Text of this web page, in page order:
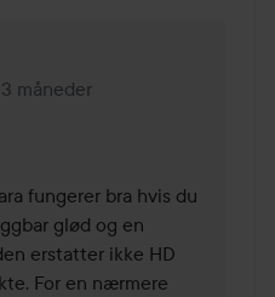
Creator.
3 måneder
Kommentaren lades 3 måneder
fungerer bra hvis du
glød og en
erstatter ikke HD
For en nærmere